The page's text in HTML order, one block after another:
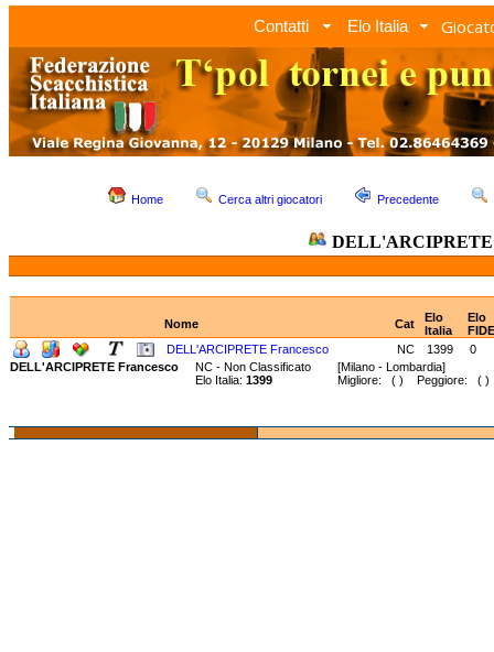
Contatti Elo Italia
Home Cerca altri giocatori Precedente
DELL'ARCIPRETE
Nome Cat
Elo
Italia
Elo
FIDE
DELL'ARCIPRETE Francesco
NC 1399
0
DELL'ARCIPRETE Francesco
NC - Non Classificato [Milano - Lombardia]
Elo Italia: 1399 Migliore: ( ) Peggiore: ( )